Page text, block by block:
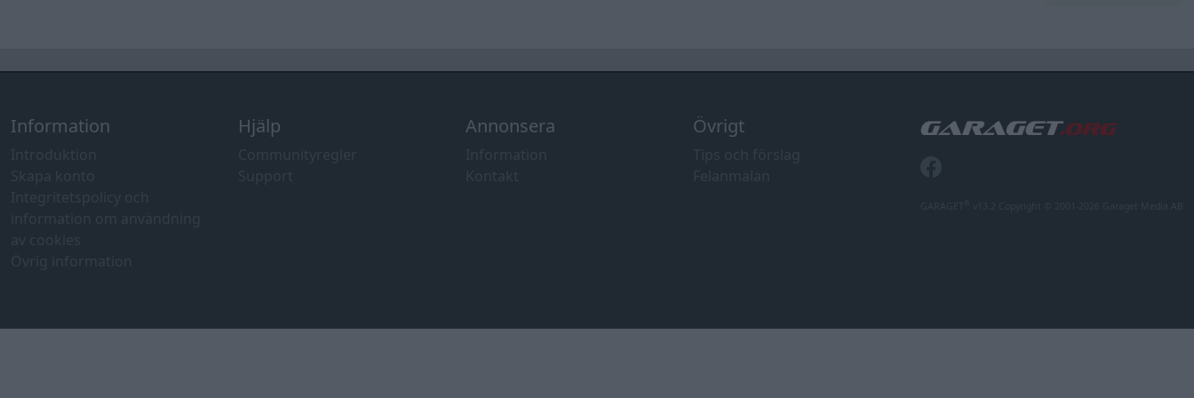
Information Hjälp Annonsera Övrigt